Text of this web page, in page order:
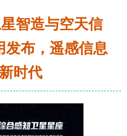
智造与空天信
发布，遥感信息
时代